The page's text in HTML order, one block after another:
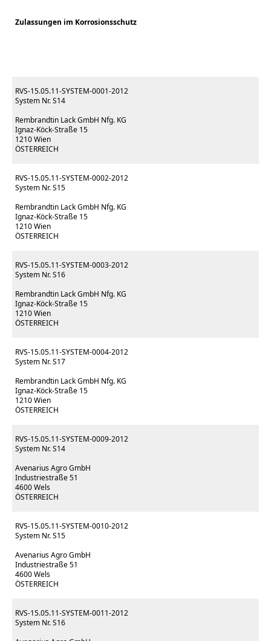
Zulassungen im Korrosionsschutz
RVS-15.05.11-SYSTEM-0001-2012
System Nr. S14
Rembrandtin Lack GmbH Nfg. KG
Ignaz-Köck-Straße 15
1210 Wien
ÖSTERREICH
RVS-15.05.11-SYSTEM-0002-2012
System Nr. S15
Rembrandtin Lack GmbH Nfg. KG
Ignaz-Köck-Straße 15
1210 Wien
ÖSTERREICH
RVS-15.05.11-SYSTEM-0003-2012
System Nr. S16
Rembrandtin Lack GmbH Nfg. KG
Ignaz-Köck-Straße 15
1210 Wien
ÖSTERREICH
RVS-15.05.11-SYSTEM-0004-2012
System Nr. S17
Rembrandtin Lack GmbH Nfg. KG
Ignaz-Köck-Straße 15
1210 Wien
ÖSTERREICH
RVS-15.05.11-SYSTEM-0009-2012
System Nr. S14
Avenarius Agro GmbH
Industriestraße 51
4600 Wels
ÖSTERREICH
RVS-15.05.11-SYSTEM-0010-2012
System Nr. S15
Avenarius Agro GmbH
Industriestraße 51
4600 Wels
ÖSTERREICH
RVS-15.05.11-SYSTEM-0011-2012
System Nr. S16